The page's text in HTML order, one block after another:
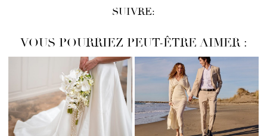
SUIVRE:
VOUS POURRIEZ PEUT-ÊTRE AIMER :